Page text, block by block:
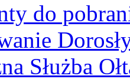
do
Służba